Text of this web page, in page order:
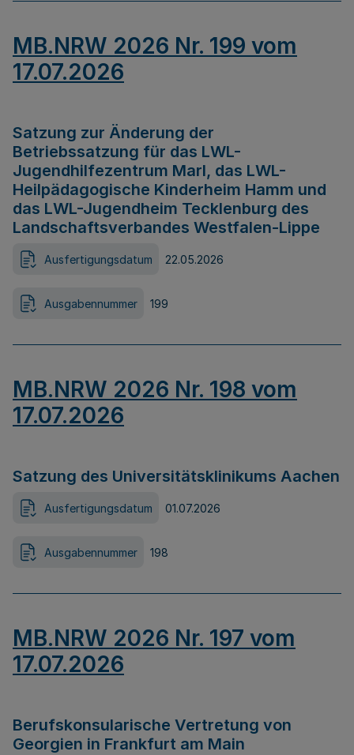
MB.NRW 2026 Nr. 199 vom
17.07.2026
Satzung zur Änderung der
Betriebssatzung für das LWL-
Jugendhilfezentrum Marl, das LWL-
Heilpädagogische Kinderheim Hamm und
das LWL-Jugendheim Tecklenburg des
Landschaftsverbandes Westfalen-Lippe
Ausfertigungsdatum 22.05.2026
Ausgabennummer 199
MB.NRW 2026 Nr. 198 vom
17.07.2026
Satzung des Universitätsklinikums Aachen
Ausfertigungsdatum 01.07.2026
Ausgabennummer 198
MB.NRW 2026 Nr. 197 vom
17.07.2026
Berufskonsularische Vertretung von
Georgien in Frankfurt am Main